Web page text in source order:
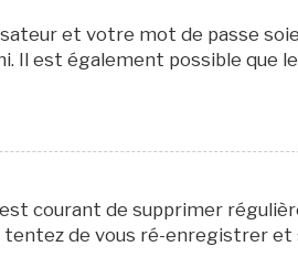
et votre mot de passe
Il est également possible que
courant de supprimer
tentez de vous ré-enregistrer